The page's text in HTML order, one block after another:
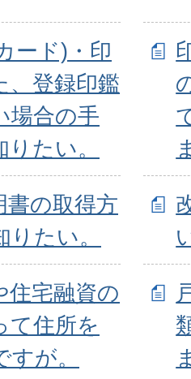
ード)・印
、登録印鑑
場合の手
たい。
書の取得方
たい。
住宅融資の
て住所を
が。